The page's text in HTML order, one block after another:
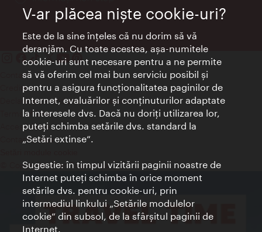
Contact
Credits
Declaraţie privind protecţia datelor
Terms of Use
Accesibilitate
Contact presa
© Copyright Wien Tourismus
V-ar plăcea nişte cookie-uri?
Este de la sine înţeles că nu dorim să vă
deranjăm. Cu toate acestea, aşa-numitele
cookie-uri sunt necesare pentru a ne permite
să vă oferim cel mai bun serviciu posibil şi
pentru a asigura funcţionalitatea paginilor de
Internet, evaluărilor şi conţinuturilor adaptate
la interesele dvs. Dacă nu doriţi utilizarea lor,
puteţi schimba setările dvs. standard la
„Setări extinse“.
Sugestie: în timpul vizitării paginii noastre de
Internet puteţi schimba în orice moment
setările dvs. pentru cookie-uri, prin
intermediul linkului „Setările modulelor
cookie“ din subsol, de la sfârşitul paginii de
Internet.